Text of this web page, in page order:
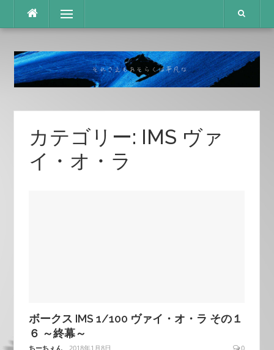
テ
メニュー
カテゴリー: IMS ヴァ
イ・オ・ラ
ボークス IMS 1/100 ヴァイ・オ・ラ その１
６ ～終幕～
ちーちぇん 2018年1月8日 0